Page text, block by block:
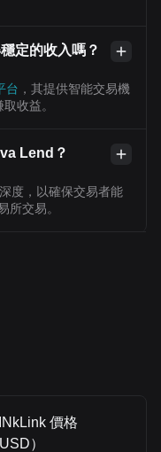
定的收入嗎？
台 ，其提供智能交易機
收益。
Lend？
度，以確保交易者能
所交易。
價格
USD）